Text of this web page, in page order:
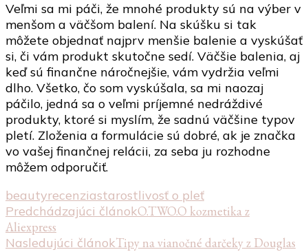
Veľmi sa mi páči, že mnohé produkty sú na výber v
menšom a väčšom balení. Na skúšku si tak
môžete objednať najprv menšie balenie a vyskúšať
si, či vám produkt skutočne sedí. Väčšie balenia, aj
keď sú finančne náročnejšie, vám vydržia veľmi
dlho. Všetko, čo som vyskúšala, sa mi naozaj
páčilo, jedná sa o veľmi príjemné nedráždivé
produkty, ktoré si myslím, že sadnú väčšine typov
pletí. Zloženia a formulácie sú dobré, ak je značka
vo vašej finančnej relácii, za seba ju rozhodne
môžem odporučiť.
beautyrecenziastarostlivosť o pleť
Navigácia
v
Predchádzajúci článokO.TWO.O kozmetika z
Aliexpress
Nasledujúci článokTipy na vianočné darčeky z Douglas